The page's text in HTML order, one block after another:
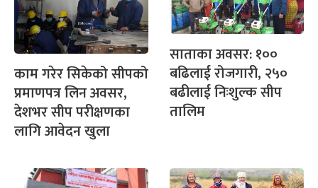
काम गरेर सिकेको सीपको
प्रमाणपत्र लिन अवसर,
देशभर सीप परीक्षणका
लागि आवेदन खुला
साताका अवसर: १००
बढिलाई रोजगारी, २५०
बढीलाई निःशुल्क सीप
तालिम